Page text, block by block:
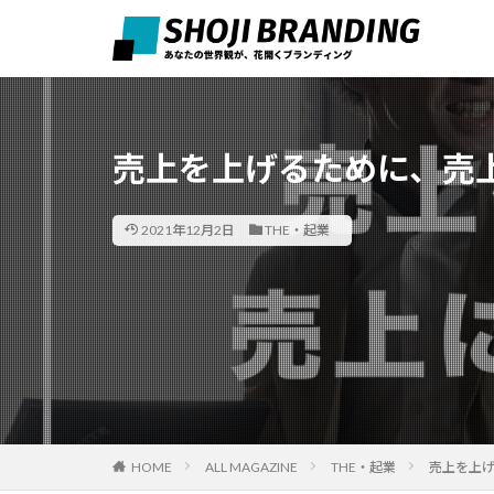
売上を上げるために、売
2021年12月2日 THE・起業
HOME ALL MAGAZINE THE・起業 売上を上